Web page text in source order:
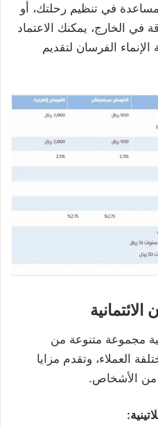
في تنظيم رحلتك، أو
في الخارج، يمكنك الاعتماد
الفرسان لتقديم
مجموعة متنوعة من
العملاء، وتقدم مزايا
من الأشخاص.